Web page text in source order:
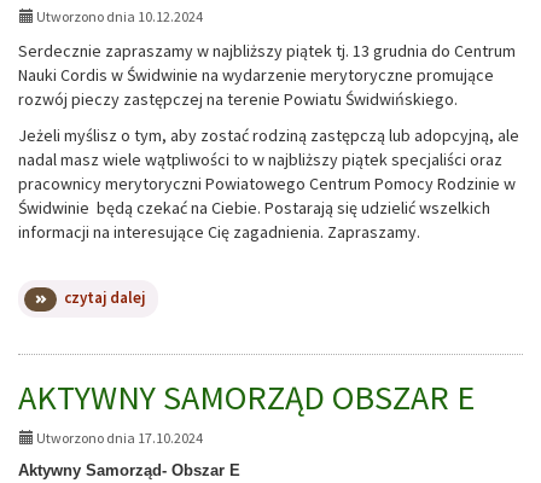
Utworzono dnia 10.12.2024
Serdecznie zapraszamy w najbliższy piątek tj. 13 grudnia do Centrum
Nauki Cordis w Świdwinie na wydarzenie merytoryczne promujące
rozwój pieczy zastępczej na terenie Powiatu Świdwińskiego.
Jeżeli myślisz o tym, aby zostać rodziną zastępczą lub adopcyjną, ale
nadal masz wiele wątpliwości to w najbliższy piątek specjaliści oraz
pracownicy merytoryczni Powiatowego Centrum Pomocy Rodzinie w
Świdwinie będą czekać na Ciebie. Postarają się udzielić wszelkich
informacji na interesujące Cię zagadnienia. Zapraszamy.
czytaj dalej
AKTYWNY SAMORZĄD OBSZAR E
Utworzono dnia 17.10.2024
Aktywny Samorząd- Obszar E